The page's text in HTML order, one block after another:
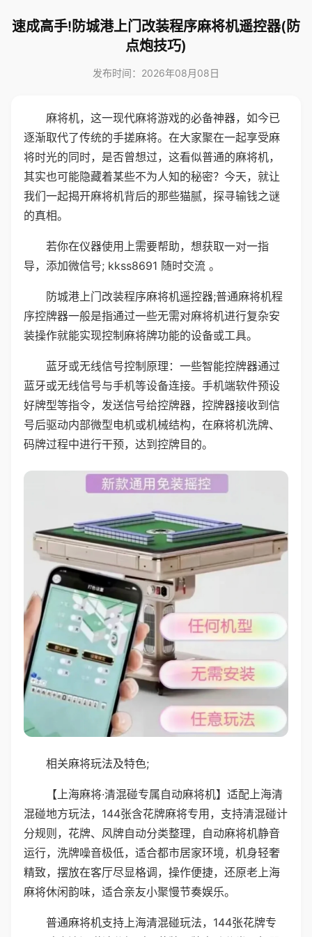
速成高手!防城港上门改装程序麻将机遥控器(防
点炮技巧)
发布时间：2026年08月08日
麻将机，这一现代麻将游戏的必备神器，如今已
逐渐取代了传统的手搓麻将。在大家聚在一起享受麻
将时光的同时，是否曾想过，这看似普通的麻将机，
其实也可能隐藏着某些不为人知的秘密？今天，就让
我们一起揭开麻将机背后的那些猫腻，探寻输钱之谜
的真相。
若你在仪器使用上需要帮助，想获取一对一指
导，添加微信号; kkss8691 随时交流 。
防城港上门改装程序麻将机遥控器;普通麻将机程
序控牌器一般是指通过一些无需对麻将机进行复杂安
装操作就能实现控制麻将牌功能的设备或工具。
蓝牙或无线信号控制原理：一些智能控牌器通过
蓝牙或无线信号与手机等设备连接。手机端软件预设
好牌型等指令，发送信号给控牌器，控牌器接收到信
号后驱动内部微型电机或机械结构，在麻将机洗牌、
码牌过程中进行干预，达到控牌目的。
相关麻将玩法及特色;
【上海麻将·清混碰专属自动麻将机】适配上海清
混碰地方玩法，144张含花牌麻将专用，支持清混碰计
分规则，花牌、风牌自动分类整理，自动麻将机静音
运行，洗牌噪音极低，适合都市居家环境，机身轻奢
精致，摆放在客厅尽显格调，操作便捷，还原老上海
麻将休闲韵味，适合亲友小聚慢节奏娱乐。
普通麻将机支持上海清混碰玩法，144张花牌专